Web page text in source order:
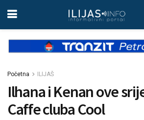
Početna ILIJAŠ
Ilhana i Kenan ove
Caffe cluba Cool